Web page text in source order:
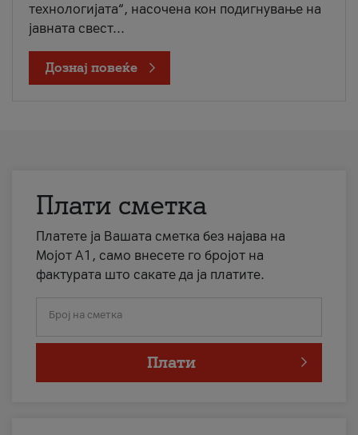
технологијата“, насочена кон подигнување на
јавната свест...
Дознај повеќе
Плати сметка
Платете ја Вашата сметка без најава на
Мојот А1, само внесете го бројот на
фактурата што сакате да ја платите.
Број на сметка
Плати